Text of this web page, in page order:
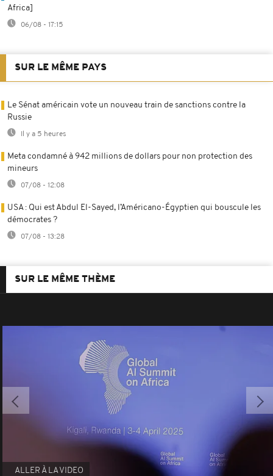
Africa]
06/08 - 17:15
SUR LE MÊME PAYS
Le Sénat américain vote un nouveau train de sanctions contre la
Russie
Il y a 5 heures
Meta condamné à 942 millions de dollars pour non protection des
mineurs
07/08 - 12:08
USA : Qui est Abdul El-Sayed, l’Américano-Égyptien qui bouscule les
démocrates ?
07/08 - 13:28
SUR LE MÊME THÈME
ALLER À LA VIDEO